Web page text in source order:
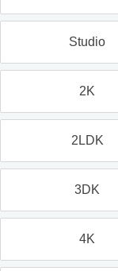
Studio
2K
2LDK
3DK
4K